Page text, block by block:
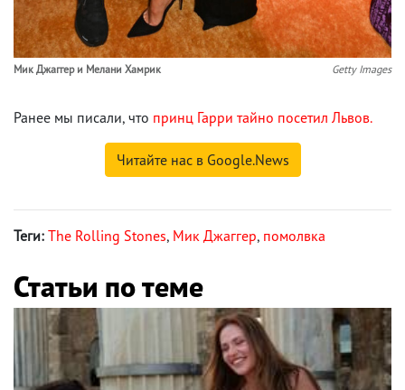
Мик Джаггер и Мелани Хамрик Getty Images
Ранее мы писали, что принц Гарри тайно посетил Львов.
Читайте нас в Google.News
Теги: The Rolling Stones, Мик Джаггер, помолвка
Статьи по теме